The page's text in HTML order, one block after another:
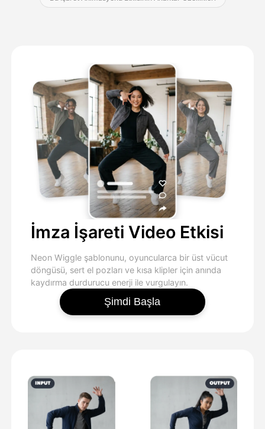
İmza İşareti Video Etkisi
Neon Wiggle şablonunu, oyuncularca bir üst vücut
döngüsü, sert el pozları ve kısa klipler için anında
kaydırma durdurucu enerji ile vurgulayın.
Şimdi Başla